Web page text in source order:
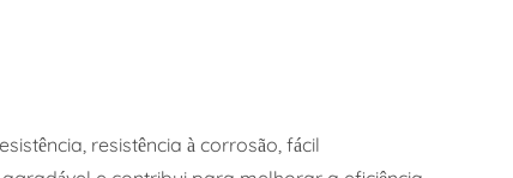
resistência à corrosão, fácil